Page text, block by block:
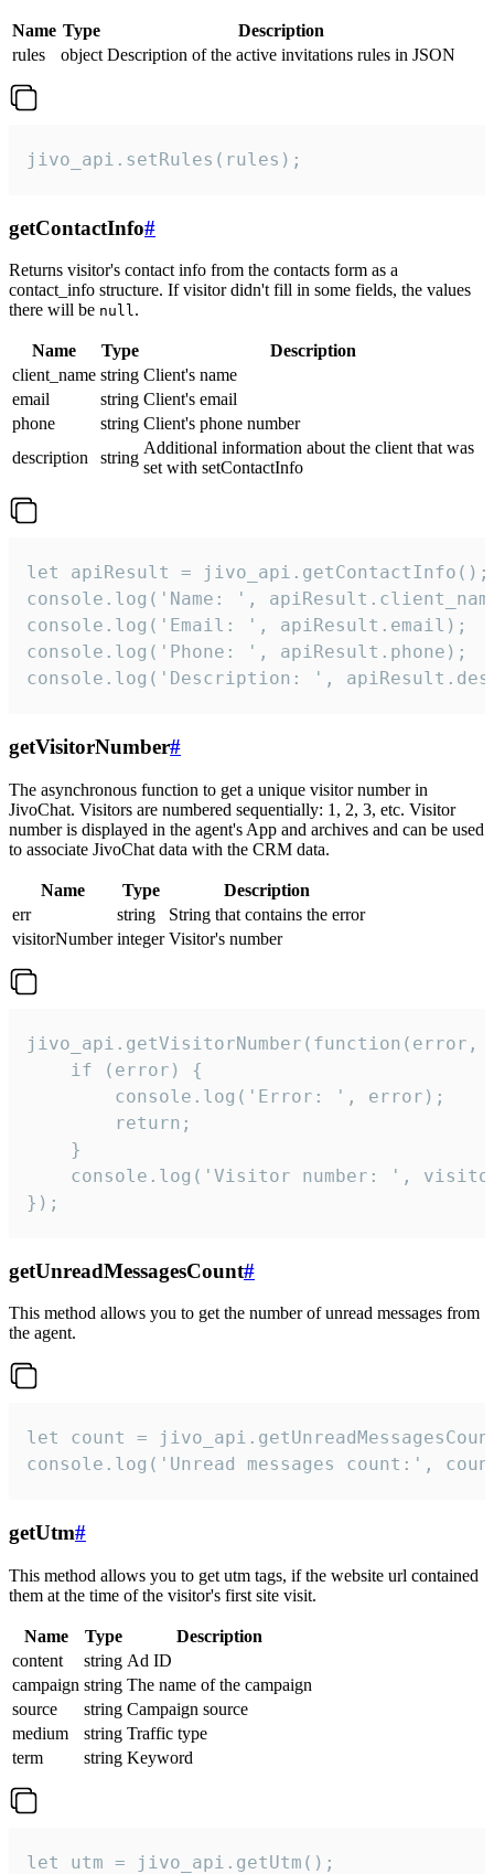
Name Type
Description
rules
object Description of the active invitations rules in JSON
jivo_api.setRules(rules);
getContactInfo#
Returns visitor's contact info from the contacts form as a
contact_info structure. If visitor didn't fill in some fields, the values
there will be null.
Name Type
Description
client_name string Client's name
email
string Client's email
phone
string Client's phone number
description
string
Additional information about the client that was
set with setContactInfo
let apiResult = jivo_api.getContactInfo();
console.log('Name: ',
console.log('Email: ', apiResult.email);
console.log('Phone: ', apiResult.phone);
console.log('Description: ',
getVisitorNumber#
The asynchronous function to get a unique visitor number in
JivoChat. Visitors are numbered sequentially: 1, 2, 3, etc. Visitor
number is displayed in the agent's App and archives and can be used
to associate JivoChat data with the CRM data.
Name Type
Description
err
string
String that contains the error
visitorNumber integer Visitor's number
jivo_api.getVisitorNumber(function(error,
    if (error) {
        console.log('Error: ', error);
        return;
    }
console.log('Visitor number: ',
});
getUnreadMessagesCount#
This method allows you to get the number of unread messages from
the agent.
let count =
console.log('Unread messages count:',
getUtm#
This method allows you to get utm tags, if the website url contained
them at the time of the visitor's first site visit.
Name Type
Description
content
string Ad ID
campaign string The name of the campaign
source
string Campaign source
medium
string Traffic type
term
string Keyword
let utm = jivo_api.getUtm();